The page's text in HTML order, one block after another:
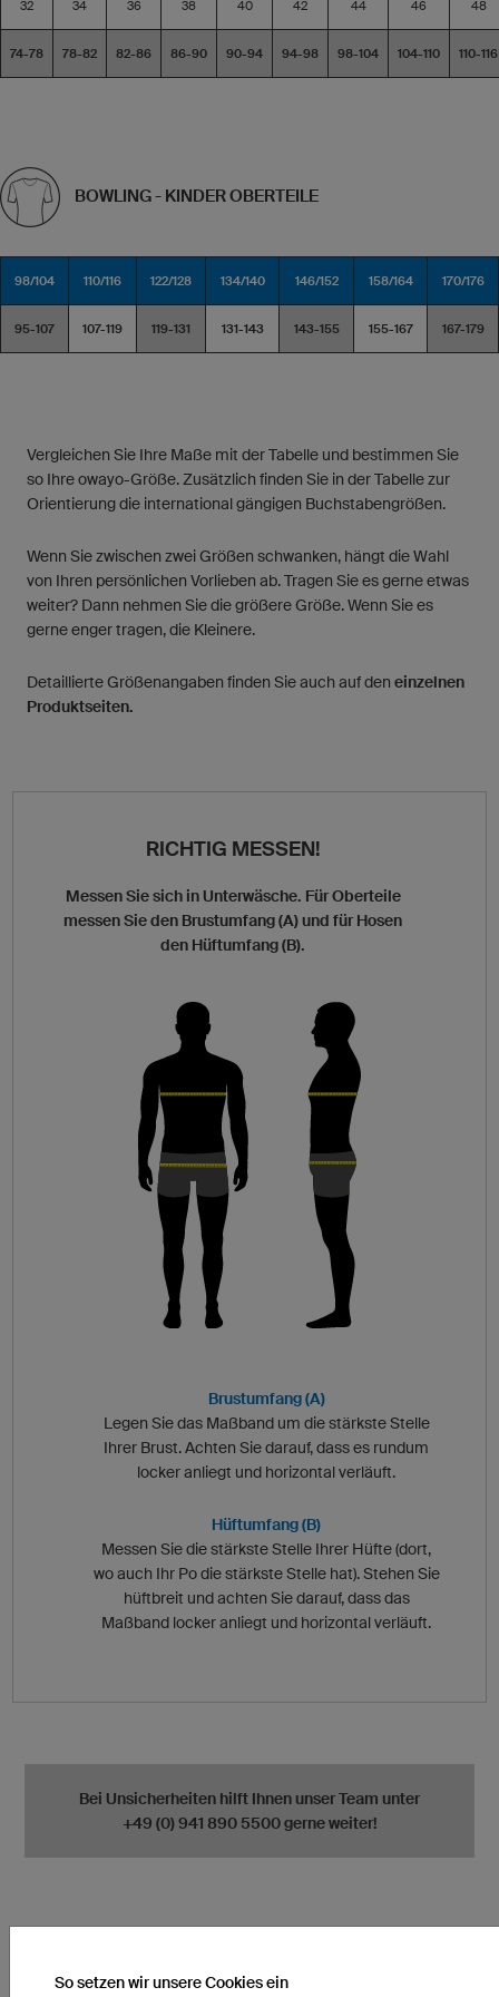
32 34 36 38 40 42 44 46 48
74-78 78-82 82-86 86-90 90-94 94-98 98-104 104-110 110-116
BOWLING - KINDER OBERTEILE
98/104 110/116 122/128 134/140 146/152 158/164 170/176
95-107 107-119 119-131 131-143 143-155 155-167 167-179
Vergleichen Sie Ihre Maße mit der Tabelle und bestimmen Sie
so Ihre owayo-Größe. Zusätzlich finden Sie in der Tabelle zur
Orientierung die international gängigen Buchstabengrößen.
Wenn Sie zwischen zwei Größen schwanken, hängt die Wahl
von Ihren persönlichen Vorlieben ab. Tragen Sie es gerne etwas
weiter? Dann nehmen Sie die größere Größe. Wenn Sie es
gerne enger tragen, die Kleinere.
Detaillierte Größenangaben finden Sie auch auf den einzelnen
Produktseiten.
RICHTIG MESSEN!
Messen Sie sich in Unterwäsche. Für Oberteile
messen Sie den Brustumfang (A) und für Hosen
den Hüftumfang (B).
Brustumfang (A)
Legen Sie das Maßband um die stärkste Stelle
Ihrer Brust. Achten Sie darauf, dass es rundum
locker anliegt und horizontal verläuft.
Hüftumfang (B)
Messen Sie die stärkste Stelle Ihrer Hüfte (dort,
wo auch Ihr Po die stärkste Stelle hat). Stehen Sie
hüftbreit und achten Sie darauf, dass das
Maßband locker anliegt und horizontal verläuft.
Bei Unsicherheiten hilft Ihnen unser Team unter
+49 (0) 941 890 5500 gerne weiter!
FAQ
So setzen wir unsere Cookies ein